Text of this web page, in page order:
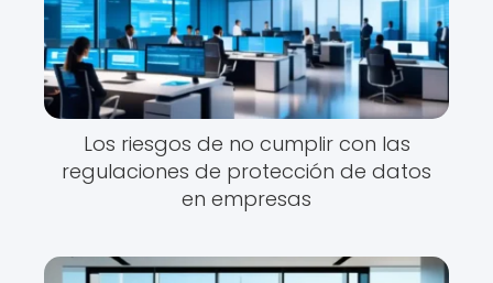
Los riesgos de no cumplir con las
regulaciones de protección de datos
en empresas